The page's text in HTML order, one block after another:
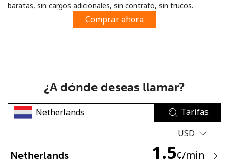
o
No se ha creado una contraseña
baratas, sin cargos adicionales, sin contrato, sin trucos.
Comprar ahora
¿A dónde deseas llamar?
Tarifas
USD
Netherlands 1.5¢/min